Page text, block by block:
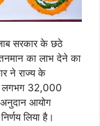
सरकार के छठे
का लाभ देने का
ने राज्य के
लगभग 32,000
अनुदान आयोग
लिया है।